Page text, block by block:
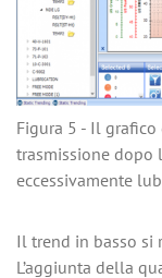
Figura 5 - Il
trasmissione dopo
eccessivamente
Il trend in basso si
L’aggiunta della